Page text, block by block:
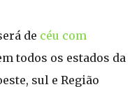
de céu com
todos os estados da
sul e Região